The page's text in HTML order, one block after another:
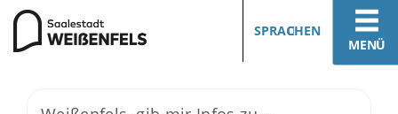
MENÜ
SPRACHEN